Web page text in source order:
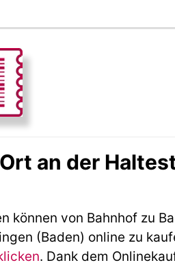
an der
können von Bahnhof zu
(Baden) online zu
. Dank dem